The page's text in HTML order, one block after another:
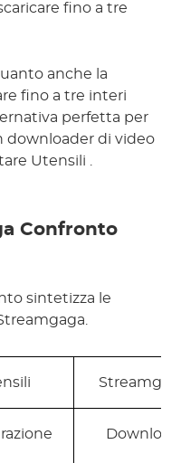
fino a tre
anche la
fino atre interi
perfetta per
downloader di video
Utensili .
Confronto
sintetizza le